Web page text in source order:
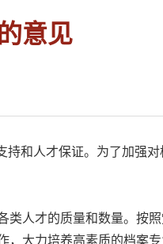
意见
持和人才保证。为了加强
类人才的质量和数量。按
大力培养高素质的档案专